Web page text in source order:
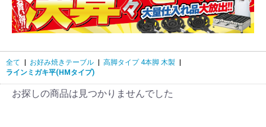
全て お好み焼きテーブル 高脚タイプ 4本脚 木製
ラインミガキ平(HMタイプ)
お探しの商品は見つかりませんでした